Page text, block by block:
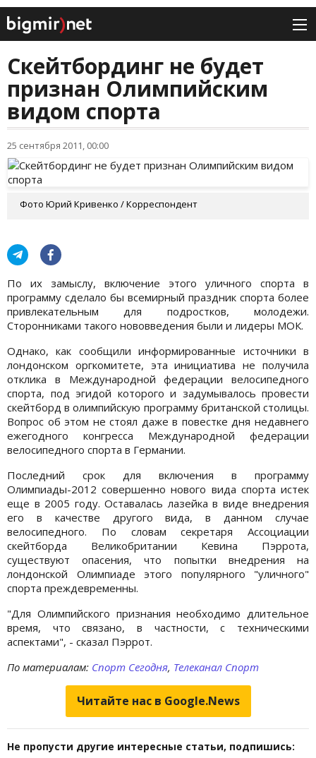
Скейтбординг не будет
признан Олимпийским
видом спорта
25 сентября 2011, 00:00
Фото Юрий Кривенко / Корреспондент
По их замыслу, включение этого уличного спорта в
программу сделало бы всемирный праздник спорта более
привлекательным для подростков, молодежи.
Сторонниками такого нововведения были и лидеры МОК.
Однако, как сообщили информированные источники в
лондонском оргкомитете, эта инициатива не получила
отклика в Международной федерации велосипедного
спорта, под эгидой которого и задумывалось провести
скейтборд в олимпийскую программу британской столицы.
Вопрос об этом не стоял даже в повестке дня недавнего
ежегодного конгресса Международной федерации
велосипедного спорта в Германии.
Последний срок для включения в программу
Олимпиады-2012 совершенно нового вида спорта истек
еще в 2005 году. Оставалась лазейка в виде внедрения
его в качестве другого вида, в данном случае
велосипедного. По словам секретаря Ассоциации
скейтборда Великобритании Кевина Пэррота,
существуют опасения, что попытки внедрения на
лондонской Олимпиаде этого популярного "уличного"
спорта преждевременны.
"Для Олимпийского признания необходимо длительное
время, что связано, в частности, с техническими
аспектами", - сказал Пэррот.
По материалам: Спорт Сегодня, Телеканал Спорт
Читайте нас в Google.News
Не пропусти другие интересные статьи, подпишись: